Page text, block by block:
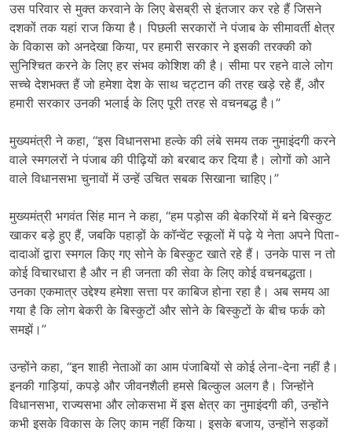
उस परिवार से मुक्त करवाने के लिए बेसब्री से इंतजार कर रहे हैं जिसने
दशकों तक यहां राज किया है। पिछली सरकारों ने पंजाब के सीमावर्ती क्षेत्र
के विकास को अनदेखा किया, पर हमारी सरकार ने इसकी तरक्की को
सुनिश्चित करने के लिए हर संभव कोशिश की है। सीमा पर रहने वाले लोग
सच्चे देशभक्त हैं जो हमेशा देश के साथ चट्टान की तरह खड़े रहे हैं, और
हमारी सरकार उनकी भलाई के लिए पूरी तरह से वचनबद्ध है।”
मुख्यमंत्री ने कहा, “इस विधानसभा हल्के की लंबे समय तक नुमाइंदगी करने
वाले स्मगलरों ने पंजाब की पीढ़ियों को बरबाद कर दिया है। लोगों को आने
वाले विधानसभा चुनावों में उन्हें उचित सबक सिखाना चाहिए।”
मुख्यमंत्री भगवंत सिंह मान ने कहा, “हम पड़ोस की बेकरियों में बने बिस्कुट
खाकर बड़े हुए हैं, जबकि पहाड़ों के कॉन्वेंट स्कूलों में पढ़े ये नेता अपने पिता-
दादाओं द्वारा स्मगल किए गए सोने के बिस्कुट खाते रहे हैं। उनके पास न तो
कोई विचारधारा है और न ही जनता की सेवा के लिए कोई वचनबद्धता।
उनका एकमात्र उद्देश्य हमेशा सत्ता पर काबिज होना रहा है। अब समय आ
गया है कि लोग बेकरी के बिस्कुटों और सोने के बिस्कुटों के बीच फर्क को
समझें।”
उन्होंने कहा, “इन शाही नेताओं का आम पंजाबियों से कोई लेना-देना नहीं है।
इनकी गाड़ियां, कपड़े और जीवनशैली हमसे बिल्कुल अलग है। जिन्होंने
विधानसभा, राज्यसभा और लोकसभा में इस क्षेत्र का नुमाइंदगी की, उन्होंने
कभी इसके विकास के लिए काम नहीं किया। इसके बजाय, उन्होंने सड़कों